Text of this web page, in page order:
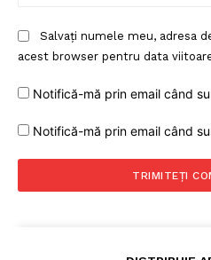
Salvați numele meu, adresa
acest browser pentru data
Notifică-mă prin email când
Notifică-mă prin email când